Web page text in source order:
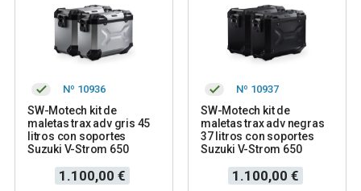
Nº 10936
SW-Motech kit de
maletas trax adv gris 45
litros con soportes
Suzuki V-Strom 650
Precio
1.100,00 €
Nº 10937
SW-Motech kit de
maletas trax adv negras
37 litros con soportes
Suzuki V-Strom 650
Precio
1.100,00 €